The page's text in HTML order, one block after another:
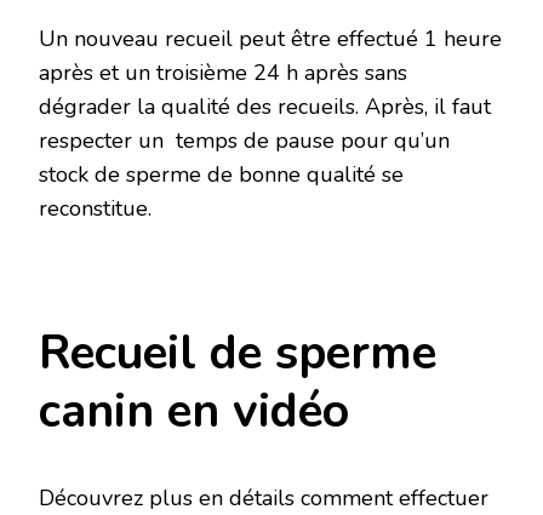
Un nouveau recueil peut être effectué 1 heure
après et un troisième 24 h après sans
dégrader la qualité des recueils. Après, il faut
respecter un temps de pause pour qu’un
stock de sperme de bonne qualité se
reconstitue.
Recueil de sperme
canin en vidéo
Découvrez plus en détails comment effectuer